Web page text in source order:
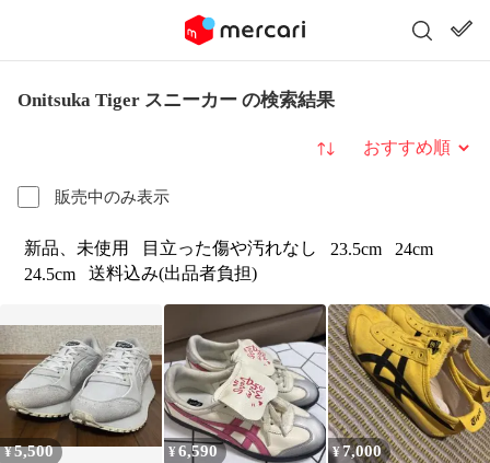
Onitsuka Tiger スニーカー の検索結果
販売中のみ表示
並び替え
新品、未使用 目立った傷や汚れなし 23.5cm
24cm
24.5cm
送料込み(出品者負担)
¥5,500 ¥6,590 ¥7,000